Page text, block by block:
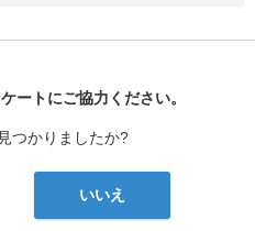
ートにご協力ください。
つかりましたか?
いいえ